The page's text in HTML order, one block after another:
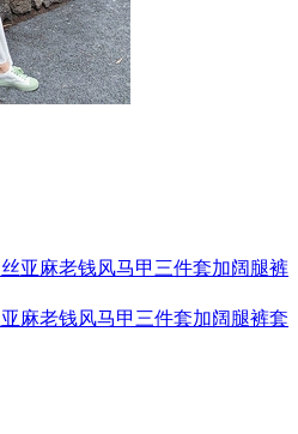
麻老钱风马甲三件套加阔腿裤套